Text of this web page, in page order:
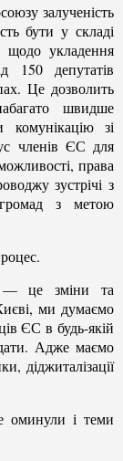
залученість
бути у складі
щодо укладення
депутатів
Це дозволить
швидше
зі
членів ЄС для
права
зустрічі з
з метою
— це зміни та
ми думаємо
ЄС в будь-якій
Адже маємо
діджиталізації
оминули і теми